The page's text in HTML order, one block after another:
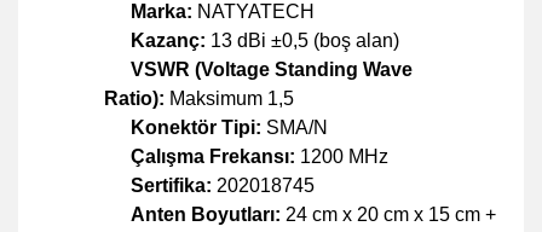
Marka: NATYATECH
Kazanç: 13 dBi ±0,5 (boş alan)
VSWR (Voltage Standing Wave
Ratio): Maksimum 1,5
Konektör Tipi: SMA/N
Çalışma Frekansı: 1200 MHz
Sertifika: 202018745
Anten Boyutları: 24 cm x 20 cm x 15 cm +